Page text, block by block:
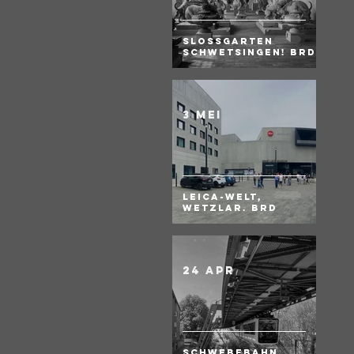
Slossgarten
Schwetsingen! BRD
Leica-Welt,
Wetzlar. BRD
3 mei
24 apr